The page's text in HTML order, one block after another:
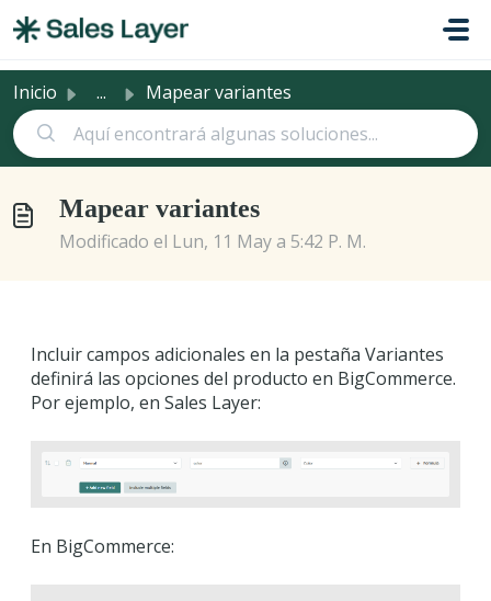
Inicio ... Mapear variantes
Mapear variantes
Modificado el Lun, 11 May a 5:42 P. M.
Incluir campos adicionales en la pestaña Variantes
definirá las opciones del producto en BigCommerce.
Por ejemplo, en Sales Layer:
En BigCommerce: